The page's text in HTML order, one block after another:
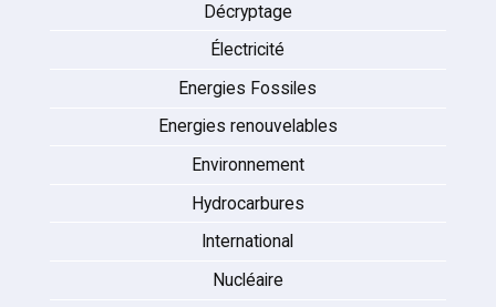
Décryptage
Électricité
Energies Fossiles
Energies renouvelables
Environnement
Hydrocarbures
International
Nucléaire